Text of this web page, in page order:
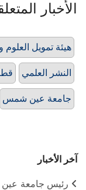
الأخبار
هيئة تمويل العلوم
النشر العلمي
جامعة عين شمس
آخر الأخبار
رئيس جامعة عين